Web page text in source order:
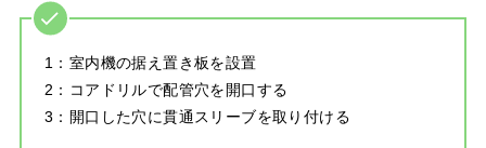
1：室内機の据え置き板を設置
2：コアドリルで配管穴を開口する
3：開口した穴に貫通スリーブを取り付ける